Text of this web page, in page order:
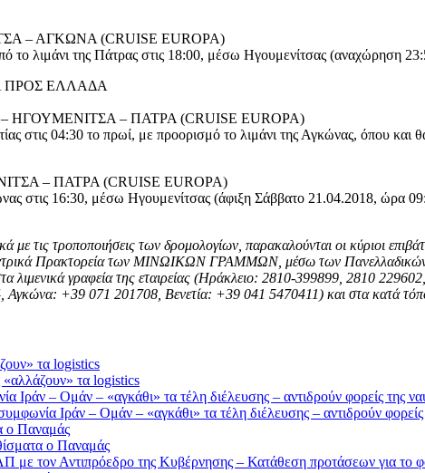
– ΑΓΚΩΝΑ (CRUISE EUROPA)
το λιμάνι της Πάτρας στις 18:00, μέσω Ηγουμενίτσας (αναχώρηση
ΠΡΟΣ ΕΛΛΑΔΑ
– ΠΑΤΡΑ (CRUISE EUROPA)
στις 04:30 το πρωί, με προορισμό το λιμάνι της Αγκώνας, όπου και
– ΠΑΤΡΑ (CRUISE EUROPA)
στις 16:30, μέσω Ηγουμενίτσας (άφιξη Σάββατο 21.04.2018, ώρα
με τις τροποποιήσεις των δρομολογίων, παρακαλούνται οι κύριοι
Πρακτορεία των ΜΙΝΩΙΚΩΝ ΓΡΑΜΜΩΝ, μέσω των
λιμενικά γραφεία της εταιρείας (Ηράκλειο: 2810-399899, 2810
+39 071 201708, Βενετία: +39 041 5470411) και στα κατά
«αλλάζουν» τα logistics
Ιράν – Ομάν – «αγκάθι» τα τέλη διέλευσης – αντιδρούν φορείς
ο Παναμάς